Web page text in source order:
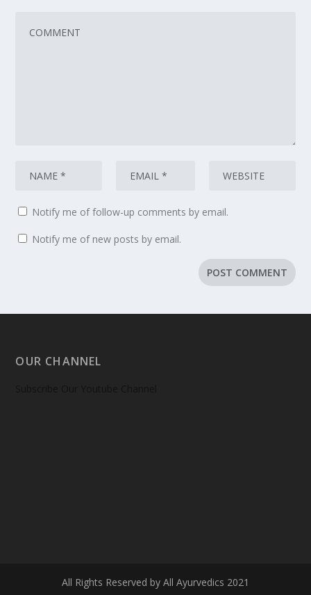
Notify me of follow-up comments by email.
Notify me of new posts by email.
OUR CHANNEL
All Rights Reserved by All Ayurvedics 2021